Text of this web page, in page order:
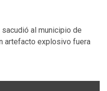
al municipio de
artefacto explosivo fuera